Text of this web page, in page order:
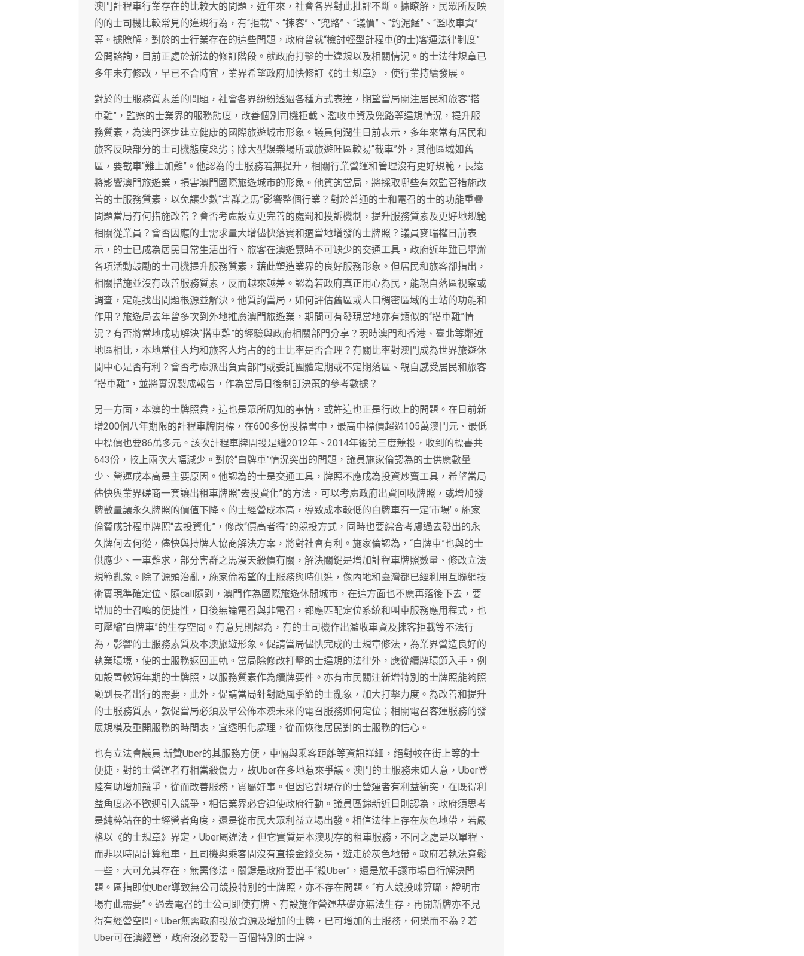
澳門計程車行業存在的比較大的問題，近年來，社會各界對此批評不斷。據瞭解，民眾所反映
的的士司機比較常見的違規行為，有“拒載”、“揀客”、“兜路”、“議價”、“釣泥鯭”、“濫收車資”
等。據瞭解，對於的士行業存在的這些問題，政府曾就“檢討輕型計程車(的士)客運法律制度”
公開諮詢，目前正處於新法的修訂階段。就政府打擊的士違規以及相關情況。的士法律規章已
多年未有修改，早已不合時宜，業界希望政府加快修訂《的士規章》，使行業持續發展。
對於的士服務質素差的問題，社會各界紛紛透過各種方式表達，期望當局關注居民和旅客“搭
車難”，監察的士業界的服務態度，改善個別司機拒載、濫收車資及兜路等違規情況，提升服
務質素，為澳門逐步建立健康的國際旅遊城市形象。議員何潤生日前表示，多年來常有居民和
旅客反映部分的士司機態度惡劣；除大型娛樂場所或旅遊旺區較易“截車”外，其他區域如舊
區，要截車“難上加難”。他認為的士服務若無提升，相關行業營運和管理沒有更好規範，長遠
將影響澳門旅遊業，損害澳門國際旅遊城市的形象。他質詢當局，將採取哪些有效監管措施改
善的士服務質素，以免讓少數“害群之馬”影響整個行業？對於普通的士和電召的士的功能重疊
問題當局有何措施改善？會否考慮設立更完善的處罰和投訴機制，提升服務質素及更好地規範
相關從業員？會否因應的士需求量大增儘快落實和適當地增發的士牌照？議員麥瑞權日前表
示，的士已成為居民日常生活出行、旅客在澳遊覽時不可缺少的交通工具，政府近年雖已舉辦
各項活動鼓勵的士司機提升服務質素，藉此塑造業界的良好服務形象。但居民和旅客卻指出，
相關措施並沒有改善服務質素，反而越來越差。認為若政府真正用心為民，能親自落區視察或
調查，定能找出問題根源並解決。他質詢當局，如何評估舊區或人口稠密區域的士站的功能和
作用？旅遊局去年曾多次到外地推廣澳門旅遊業，期間可有發現當地亦有類似的“搭車難”情
況？有否將當地成功解決“搭車難”的經驗與政府相關部門分享？現時澳門和香港、臺北等鄰近
地區相比，本地常住人均和旅客人均占的的士比率是否合理？有關比率對澳門成為世界旅遊休
閒中心是否有利？會否考慮派出負責部門或委託團體定期或不定期落區、親自感受居民和旅客
“搭車難”，並將實況製成報告，作為當局日後制訂決策的參考數據？
另一方面，本澳的士牌照貴，這也是眾所周知的事情，或許這也正是行政上的問題。在日前新
增200個八年期限的計程車牌開標，在600多份投標書中，最高中標價超過105萬澳門元、最低
中標價也要86萬多元。該次計程車牌開投是繼2012年、2014年後第三度競投，收到的標書共
643份，較上兩次大幅減少。對於“白牌車”情況突出的問題，議員施家倫認為的士供應數量
少、營運成本高是主要原因。他認為的士是交通工具，牌照不應成為投資炒賣工具，希望當局
儘快與業界磋商一套讓出租車牌照“去投資化”的方法，可以考慮政府出資回收牌照，或增加發
牌數量讓永久牌照的價值下降。的士經營成本高，導致成本較低的白牌車有一定‘市場’。施家
倫贊成計程車牌照“去投資化”，修改“價高者得”的競投方式，同時也要綜合考慮過去發出的永
久牌何去何從，儘快與持牌人協商解決方案，將對社會有利。施家倫認為，“白牌車”也與的士
供應少、一車難求，部分害群之馬漫天殺價有關，解決關鍵是增加計程車牌照數量、修改立法
規範亂象。除了源頭治亂，施家倫希望的士服務與時俱進，像內地和臺灣都已經利用互聯網技
術實現準確定位、隨call隨到，澳門作為國際旅遊休閒城市，在這方面也不應再落後下去，要
增加的士召喚的便捷性，日後無論電召與非電召，都應匹配定位系統和叫車服務應用程式，也
可壓縮“白牌車”的生存空間。有意見則認為，有的士司機作出濫收車資及揀客拒載等不法行
為，影響的士服務素質及本澳旅遊形象。促請當局儘快完成的士規章修法，為業界營造良好的
執業環境，使的士服務返回正軌。當局除修改打擊的士違規的法律外，應從續牌環節入手，例
如設置較短年期的士牌照，以服務質素作為續牌要件。亦有市民關注新增特別的士牌照能夠照
顧到長者出行的需要，此外，促請當局針對颱風季節的士亂象，加大打擊力度。為改善和提升
的士服務質素，敦促當局必須及早公佈本澳未來的電召服務如何定位；相關電召客運服務的發
展規模及重開服務的時間表，宜透明化處理，從而恢復居民對的士服務的信心。
也有立法會議員 新贊Uber的其服務方便，車輛與乘客距離等資訊詳細，絕對較在街上等的士
便捷，對的士營運者有相當殺傷力，故Uber在多地惹來爭議。澳門的士服務未如人意，Uber登
陸有助增加競爭，從而改善服務，實屬好事。但因它對現存的士營運者有利益衝突，在既得利
益角度必不歡迎引入競爭，相信業界必會迫使政府行動。議員區錦新近日則認為，政府須思考
是純粹站在的士經營者角度，還是從市民大眾利益立場出發。相信法律上存在灰色地帶，若嚴
格以《的士規章》界定，Uber屬違法，但它實質是本澳現存的租車服務，不同之處是以單程、
而非以時間計算租車，且司機與乘客間沒有直接金錢交易，遊走於灰色地帶。政府若執法寬鬆
一些，大可允其存在，無需修法。關鍵是政府要出手“殺Uber”，還是放手讓市場自行解決問
題。區指即使Uber導致無公司競投特別的士牌照，亦不存在問題。“冇人競投咪算囉，證明市
場冇此需要”。過去電召的士公司即使有牌、有設施作營運基礎亦無法生存，再開新牌亦不見
得有經營空間。Uber無需政府投放資源及增加的士牌，已可增加的士服務，何樂而不為？若
Uber可在澳經營，政府沒必要發一百個特別的士牌。